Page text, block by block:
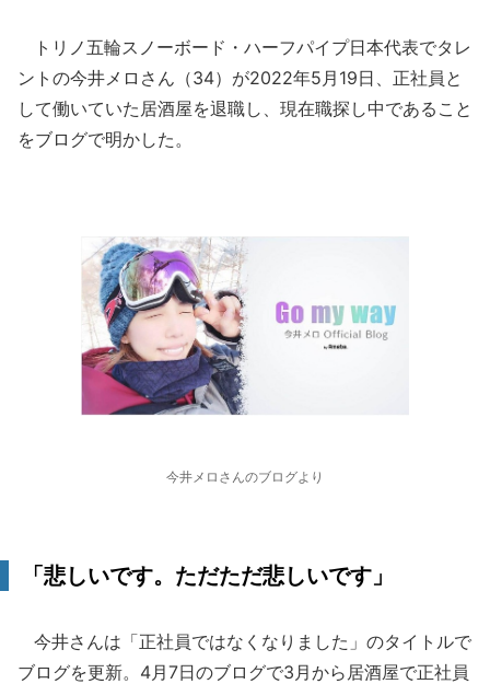
トリノ五輪スノーボード・ハーフパイプ日本代表でタレ
ントの今井メロさん（34）が2022年5月19日、正社員と
して働いていた居酒屋を退職し、現在職探し中であること
をブログで明かした。
今井メロさんのブログより
「悲しいです。ただただ悲しいです」
今井さんは「正社員ではなくなりました」のタイトルで
ブログを更新。4月7日のブログで3月から居酒屋で正社員